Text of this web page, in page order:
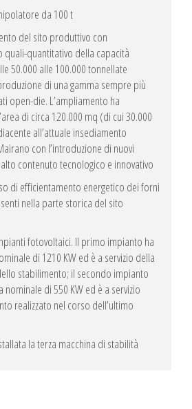
da 100 t
del sito produttivo con
quali-quantitativo della capacità
50.000 alle 100.000 tonnellate
di una gamma sempre più
open-die. L’ampliamento ha
di circa 120.000 mq (di cui 30.000
all’attuale insediamento
con l’introduzione di nuovi
contenuto tecnologico e innovativo
di efficientamento energetico dei forni
nella parte storica del sito
fotovoltaici. Il primo impianto ha
di 1210 KW ed è a servizio della
stabilimento; il secondo impianto
nominale di 550 KW ed è a servizio
realizzato nel corso dell’ultimo
la terza macchina di stabilità